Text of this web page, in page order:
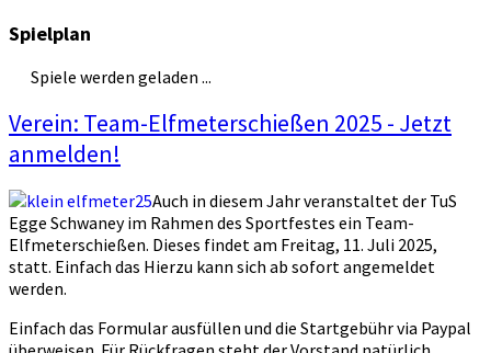
Spielplan
Spiele werden geladen ...
Verein: Team-Elfmeterschießen 2025 - Jetzt
anmelden!
Auch in diesem Jahr veranstaltet der TuS
Egge Schwaney im Rahmen des Sportfestes ein Team-
Elfmeterschießen. Dieses findet am Freitag, 11. Juli 2025,
statt. Einfach das Hierzu kann sich ab sofort angemeldet
werden.
Einfach das Formular ausfüllen und die Startgebühr via Paypal